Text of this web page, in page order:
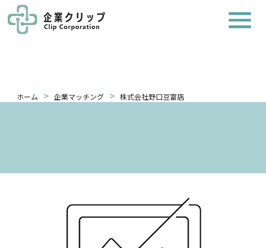
ホーム > 企業マッチング > 株式会社野口豆富店